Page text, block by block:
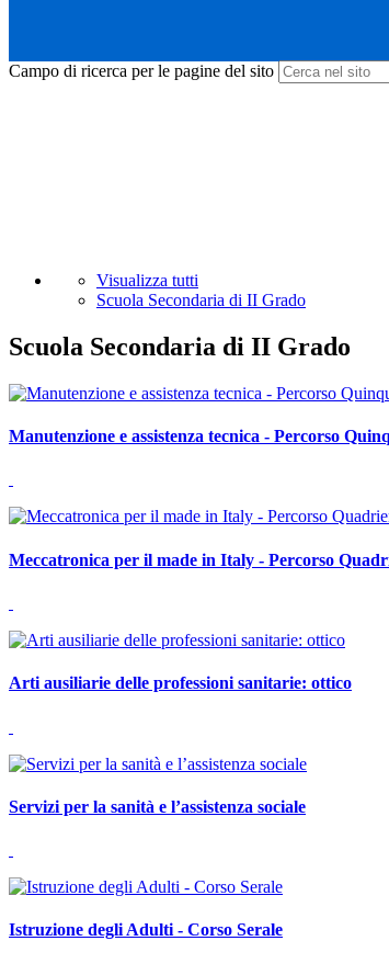
Campo di ricerca per le pagine del sito
Visualizza tutti
Scuola Secondaria di II Grado
Scuola Secondaria di II Grado
Manutenzione e assistenza tecnica - Percorso
Meccatronica per il made in Italy - Percorso
Arti ausiliarie delle professioni sanitarie: ottico
Servizi per la sanità e l’assistenza sociale
Istruzione degli Adulti - Corso Serale